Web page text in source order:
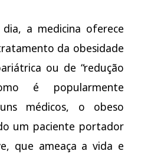
a medicina oferece
da obesidade
ou de “redução
é popularmente
médicos, o obeso
um paciente portador
que ameaça a vida e